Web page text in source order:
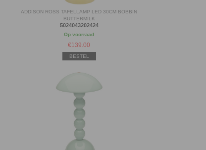
ADDISON ROSS TAFELLAMP LED 30CM BOBBIN
BUTTERMILK
5024043202424
Op voorraad
€139.00
BESTEL